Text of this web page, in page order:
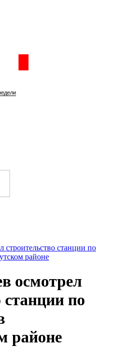
строительство станции по
районе
осмотрел
станции по
районе